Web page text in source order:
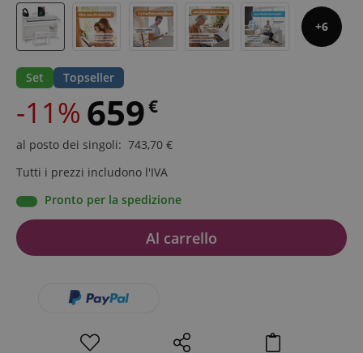
6
Set Topseller
-11% 659€
al posto dei singoli: 743,70 €
Tutti i prezzi includono l'IVA
Pronto per la spedizione
Al carrello